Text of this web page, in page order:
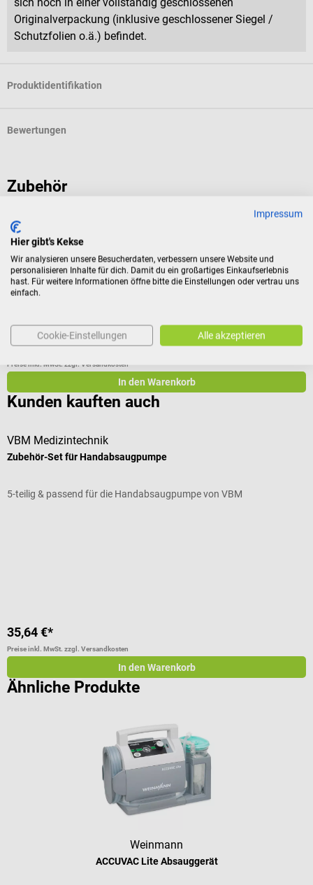
Originalverpackung (inklusive geschlossener Siegel /
Schutzfolien o.ä.) befindet.
Produktidentifikation
Bewertungen
Zubehör
VBM Medizintechnik
Zubehör-Set für Handabsaugpumpe
5-teilig & passend für die Handabsaugpumpe von VBM
35,64 €*
Preise inkl. MwSt. zzgl. Versandkosten
In den Warenkorb
Kunden kauften auch
VBM Medizintechnik
Zubehör-Set für Handabsaugpumpe
5-teilig & passend für die Handabsaugpumpe von VBM
35,64 €*
Preise inkl. MwSt. zzgl. Versandkosten
In den Warenkorb
Ähnliche Produkte
Weinmann
ACCUVAC Lite Absauggerät
Impressum
Hier gibt's Kekse
Wir analysieren unsere Besucherdaten, verbessern unsere Website und
personalisieren Inhalte für dich. Damit du ein großartiges Einkaufserlebnis
hast. Für weitere Informationen öffne bitte die Einstellungen oder vertrau uns
einfach.
Cookie-Einstellungen Alle akzeptieren